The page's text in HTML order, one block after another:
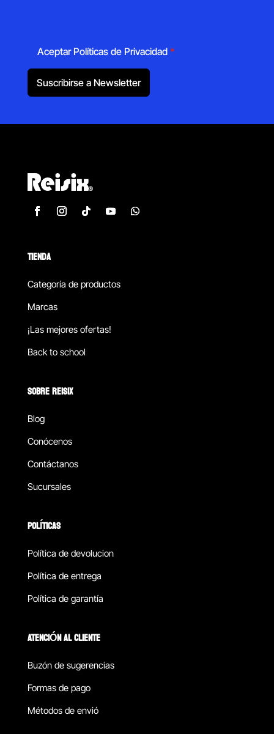
Aceptar Políticas de Privacidad *
Suscribirse a Newsletter
TIENDA
Categoría de productos
Marcas
¡Las mejores ofertas!
Back to school
SOBRE REISIX
Blog
Conócenos
Contáctanos
Sucursales
POLÍTICAS
Política de devolucion
Política de entrega
Política de garantía
ATENCIÓN AL CLIENTE
Buzón de sugerencias
Formas de pago
Métodos de envió